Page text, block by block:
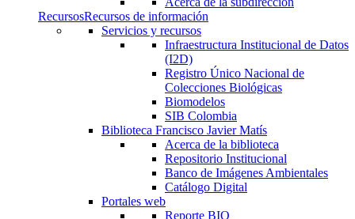
RecursosRecursos de información
Servicios y recursos
Infraestructura Institucional de Datos
(I2D)
Registro Único Nacional de
Colecciones Biológicas
Biomodelos
SIB Colombia
Biblioteca Francisco Javier Matís
Acerca de la biblioteca
Repositorio Institucional
Banco de Imágenes Ambientales
Catálogo Digital
Portales web
Reporte BIO